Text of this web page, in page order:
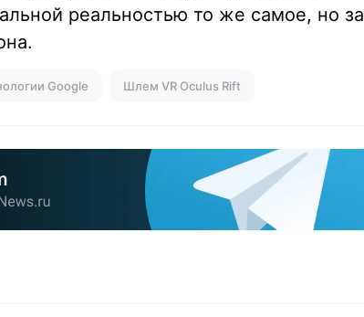
реальностью то же самое, но за
Google Шлем VR Oculus Rift